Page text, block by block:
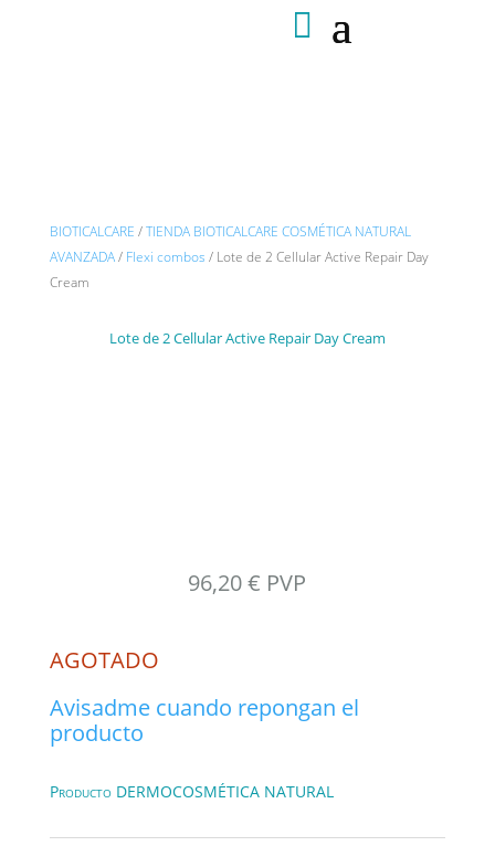
BIOTICALCARE /TIENDA BIOTICALCARE COSMÉTICA NATURAL
AVANZADA/ Flexi combos / Lote de 2 Cellular Active Repair Day
Cream
Lote de 2 Cellular Active Repair Day Cream
96,20€ PVP
AGOTADO
Avisadme cuando repongan el
producto
Producto DERMOCOSMÉTICA NATURAL